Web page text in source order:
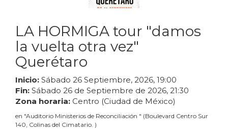
LA HORMIGA tour "damos
la vuelta otra vez"
Querétaro
Inicio: Sábado 26 Septiembre, 2026, 19:00
Fin: Sábado 26 de Septiembre de 2026, 21:30
Zona horaria: Centro (Ciudad de México)
en "Auditorio Ministerios de Reconciliación " (Boulevard Centro Sur
140, Colinas del Cimatario. )